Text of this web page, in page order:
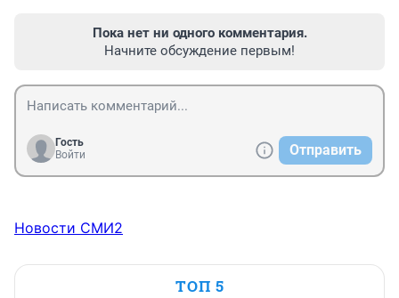
Пока нет ни одного комментария.
Начните обсуждение первым!
Гость
Войти
Отправить
Новости СМИ2
ТОП 5